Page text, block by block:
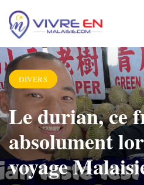
content
DIVERS
Le durian, ce
absolument
voyage